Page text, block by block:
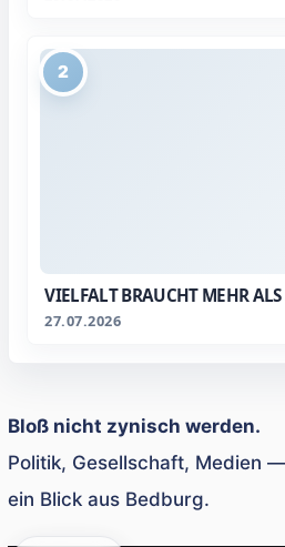
2
VIELFALT BRAUCHT MEHR
27.07.2026
Bloß nicht zynisch werden.
Politik, Gesellschaft, Medien
ein Blick aus Bedburg.